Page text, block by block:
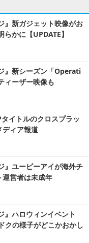
』新ガジェット映像がお
かに【UPDATE】
』新シーズン「Operati
ーザー映像も
イトルのクロスプラッ
ディア報道
』ユービーアイが海外チ
営者は未成年
』ハロウィンイベント
クの様子がどこかおかし